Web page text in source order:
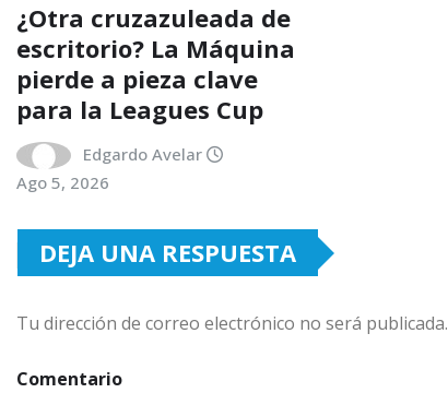
¿Otra cruzazuleada de
escritorio? La Máquina
pierde a pieza clave
para la Leagues Cup
Edgardo Avelar
Ago 5, 2026
DEJA UNA RESPUESTA
Tu dirección de correo electrónico no será publicada.
Comentario